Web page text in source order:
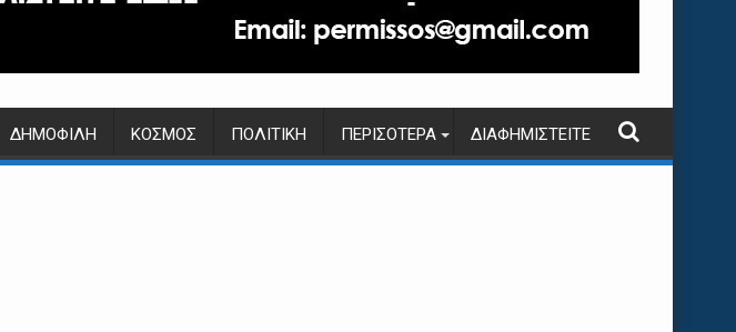
ΔΗΜΟΦΙΛΉ ΚΌΣΜΟΣ ΠΟΛΙΤΙΚΉ ΠΕΡΙΣΌΤΕΡΑ ΔΙΑΦΗΜΙΣΤΕΊΤΕ